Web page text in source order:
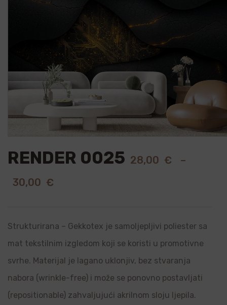
RENDER 0025 28,00 €
–
30,00 €
Strukturirana – Gekkotex je samoljepljivi poliester sa
mat tekstilnim izgledom koji se koristi u promotivne
svrhe. Materijal je lagano uklonjiv, bez stvaranja
nabora (wrinkle-free) i može se ponovno postavljati
(repositionable) zahvaljujući akrilnom sloju ljepila.